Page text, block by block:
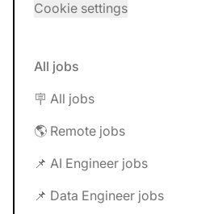
Cookie settings
All jobs
🪧 All jobs
🌎 Remote jobs
📌 AI Engineer jobs
📌 Data Engineer jobs